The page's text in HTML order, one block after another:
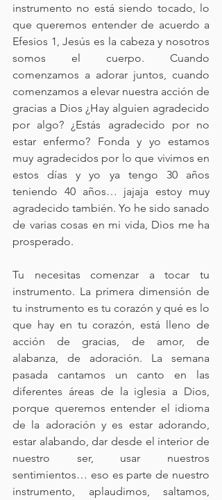
instrumento no está siendo tocado, lo
que queremos entender de acuerdo a
Efesios 1, Jesús es la cabeza y nosotros
somos el cuerpo. Cuando
comenzamos a adorar juntos, cuando
comenzamos a elevar nuestra acción de
gracias a Dios ¿Hay alguien agradecido
por algo? ¿Estás agradecido por no
estar enfermo? Fonda y yo estamos
muy agradecidos por lo que vivimos en
estos días y yo ya tengo 30 años
teniendo 40 años… jajaja estoy muy
agradecido también. Yo he sido sanado
de varias cosas en mi vida, Dios me ha
prosperado.
Tu necesitas comenzar a tocar tu
instrumento. La primera dimensión de
tu instrumento es tu corazón y qué es lo
que hay en tu corazón, está lleno de
acción de gracias, de amor, de
alabanza, de adoración. La semana
pasada cantamos un canto en las
diferentes áreas de la iglesia a Dios,
porque queremos entender el idioma
de la adoración y es estar adorando,
estar alabando, dar desde el interior de
nuestro ser, usar nuestros
sentimientos… eso es parte de nuestro
instrumento, aplaudimos, saltamos,